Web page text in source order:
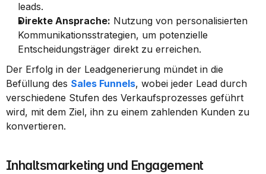
leads.
Direkte Ansprache: Nutzung von personalisierten
Kommunikationsstrategien, um potenzielle
Entscheidungsträger direkt zu erreichen.
Der Erfolg in der Leadgenerierung mündet in die
Befüllung des Sales Funnels, wobei jeder Lead durch
verschiedene Stufen des Verkaufsprozesses geführt
wird, mit dem Ziel, ihn zu einem zahlenden Kunden zu
konvertieren.
Inhaltsmarketing und Engagement